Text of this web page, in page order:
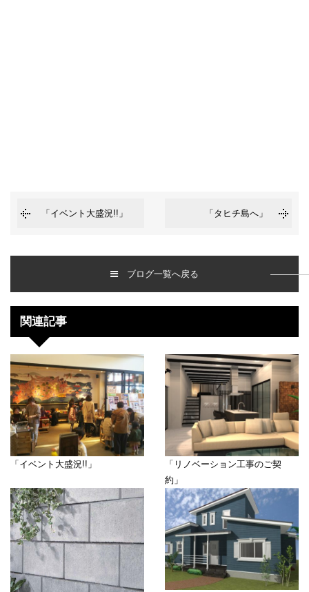
「イベント大盛況!!」 「タヒチ島へ」
ブログ一覧へ戻る
関連記事
「イベント大盛況!!」
「リノベーション工事のご契
約」